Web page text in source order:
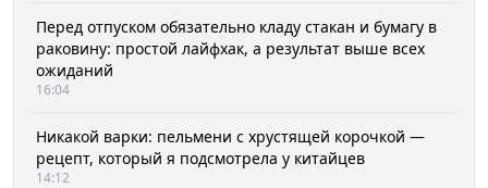
Перед отпуском обязательно кладу стакан и бумагу в
раковину: простой лайфхак, а результат выше всех
ожиданий
16:04
Никакой варки: пельмени с хрустящей корочкой —
рецепт, который я подсмотрела у китайцев
14:12